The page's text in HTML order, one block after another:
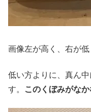
画像左が高く、右が低
低い方よりに、真ん
す。
このくぼみがな